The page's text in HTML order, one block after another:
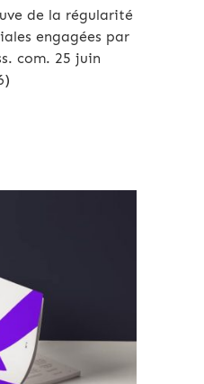
de la régularité
engagées par
com. 25 juin